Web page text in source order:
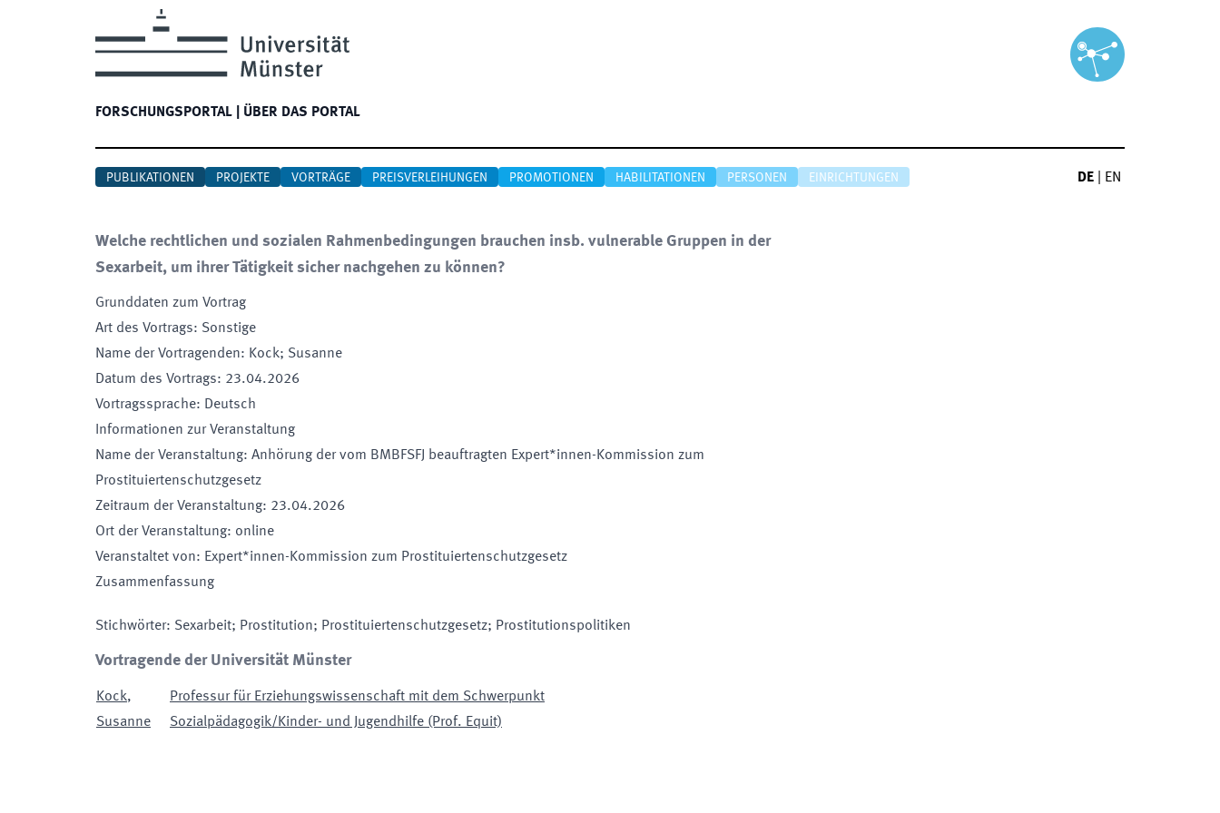
FORSCHUNGSPORTAL ÜBER DAS PORTAL
PUBLIKATIONEN PROJEKTE VORTRÄGE PREISVERLEIHUNGEN PROMOTIONEN HABILITATIONEN PERSONEN EINRICHTUNGEN DE EN
Welche rechtlichen und sozialen Rahmenbedingungen brauchen insb. vulnerable Gruppen in der
Sexarbeit, um ihrer Tätigkeit sicher nachgehen zu können?
Grunddaten zum Vortrag
Art des Vortrags: Sonstige
Name der Vortragenden: Kock; Susanne
Datum des Vortrags: 23.04.2026
Vortragssprache: Deutsch
Informationen zur Veranstaltung
Name der Veranstaltung: Anhörung der vom BMBFSFJ beauftragten Expert*innen-Kommission zum
Prostituiertenschutzgesetz
Zeitraum der Veranstaltung: 23.04.2026
Ort der Veranstaltung: online
Veranstaltet von: Expert*innen-Kommission zum Prostituiertenschutzgesetz
Zusammenfassung
Stichwörter: Sexarbeit; Prostitution; Prostituiertenschutzgesetz; Prostitutionspolitiken
Vortragende der Universität Münster
Kock,
Susanne
Professur für Erziehungswissenschaft mit dem Schwerpunkt
Sozialpädagogik/Kinder- und Jugendhilfe (Prof. Equit)